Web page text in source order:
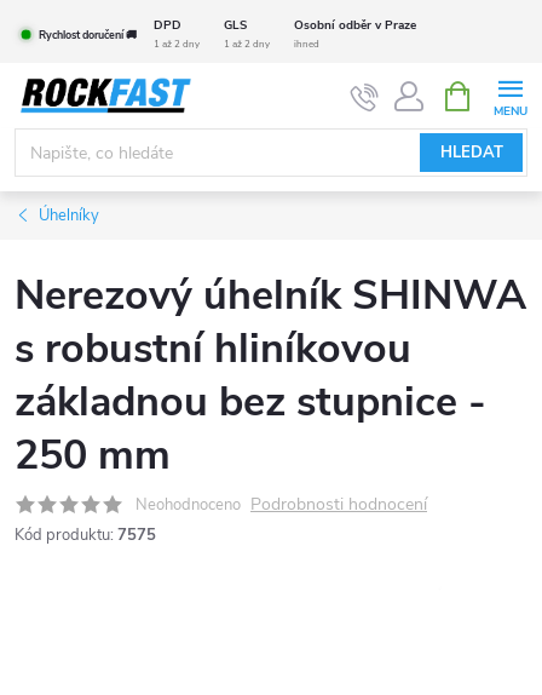
obsah
Rychlost doručení 🚚
DPD GLS Osobní odběr v Praze
1 až 2 dny 1 až 2 dny ihned
HLEDAT
NÁKUPNÍ
KOŠÍK
Úhelníky
Nerezový úhelník SHINWA
s robustní hliníkovou
základnou bez stupnice -
250 mm
Neohodnoceno Podrobnosti hodnocení
Kód produktu: 7575